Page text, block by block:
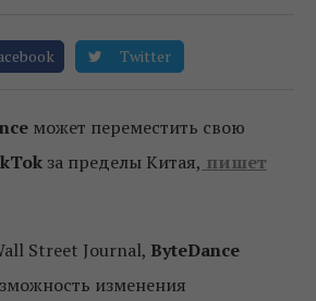
Twitter
может переместить свою
за пределы Китая, пишет
Street Journal, ByteDance
изменения